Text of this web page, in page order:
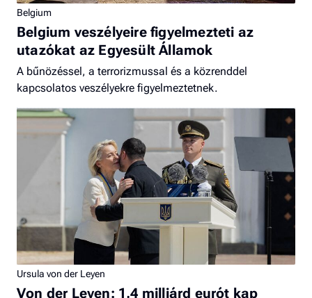
Belgium
Belgium veszélyeire figyelmezteti az
utazókat az Egyesült Államok
A bűnözéssel, a terrorizmussal és a közrenddel
kapcsolatos veszélyekre figyelmeztetnek.
Ursula von der Leyen
Von der Leyen: 1,4 milliárd eurót kap